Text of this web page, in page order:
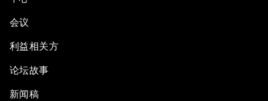
会议
利益相关方
论坛故事
新闻稿